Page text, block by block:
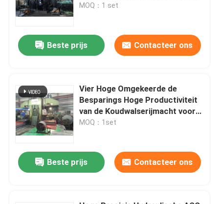
304 roestvrij staal spoel
MOQ：1 set
Beste prijs Contacteer ons
Vier Hoge Omgekeerde de
Besparings Hoge Productiviteit
van de Koudwalserijmacht voor
Roestvrij staal
MOQ：1set
Beste prijs Contacteer ons